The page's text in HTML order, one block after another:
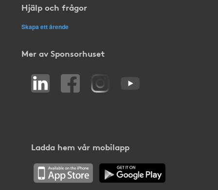
Hjälp och frågor
Skapa ett ärende
Mer av Sponsorhuset
Ladda hem vår mobilapp